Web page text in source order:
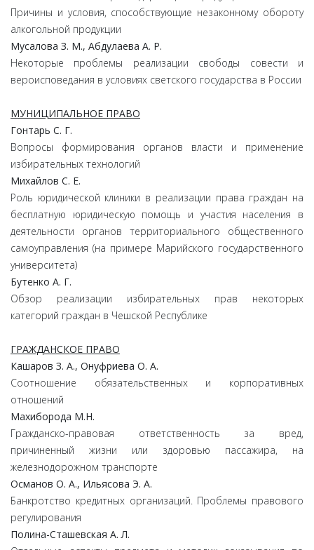
Причины и условия, способствующие незаконному обороту
алкогольной продукции
Мусалова З. М., Абдулаева А. Р.
Некоторые проблемы реализации свободы совести и
вероисповедания в условиях светского государства в России
МУНИЦИПАЛЬНОЕ ПРАВО
Гонтарь C. Г.
Вопросы формирования органов власти и применение
избирательных технологий
Михайлов С. Е.
Роль юридической клиники в реализации права граждан на
бесплатную юридическую помощь и участия населения в
деятельности органов территориального общественного
самоуправления (на примере Марийского государственного
университета)
Бутенко А. Г.
Обзор реализации избирательных прав некоторых
категорий граждан в Чешской Республике
ГРАЖДАНСКОЕ ПРАВО
Кашаров З. А., Онуфриева О. А.
Соотношение обязательственных и корпоративных
отношений
Махиборода М.Н.
Гражданско-правовая ответственность за вред,
причиненный жизни или здоровью пассажира, на
железнодорожном транспорте
Османов О. А., Ильясова Э. А.
Банкротство кредитных организаций. Проблемы правового
регулирования
Полина-Сташевская А. Л.